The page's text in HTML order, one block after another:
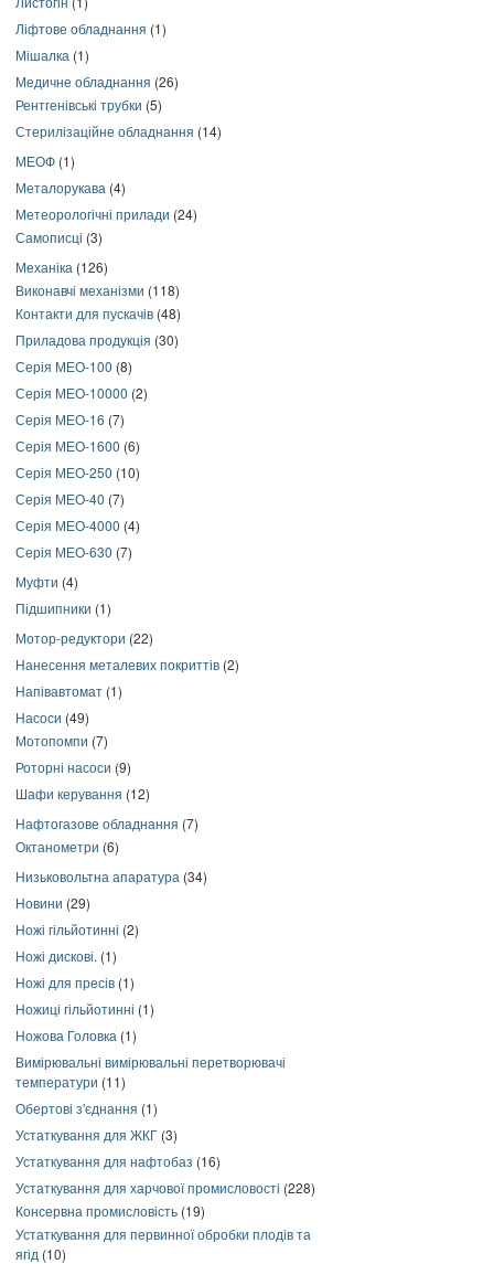
Ліфтове обладнання (1)
Мішалка (1)
Медичне обладнання (26)
Рентгенівські трубки (5)
Стерилізаційне обладнання (14)
МЕОФ (1)
Металорукава (4)
Метеорологічні прилади (24)
Самописці (3)
Механіка (126)
Виконавчі механізми (118)
Контакти для пускачів (48)
Приладова продукція (30)
Серія МЕО-100 (8)
Серія МЕО-10000 (2)
Серія МЕО-16 (7)
Серія МЕО-1600 (6)
Серія МЕО-250 (10)
Серія МЕО-40 (7)
Серія МЕО-4000 (4)
Серія МЕО-630 (7)
Муфти (4)
Підшипники (1)
Мотор-редуктори (22)
Нанесення металевих покриттів (2)
Напівавтомат (1)
Насоси (49)
Мотопомпи (7)
Роторні насоси (9)
Шафи керування (12)
Нафтогазове обладнання (7)
Октанометри (6)
Низьковольтна апаратура (34)
Новини (29)
Ножі гільйотинні (2)
Ножі дискові. (1)
Ножі для пресів (1)
Ножиці гільйотинні (1)
Ножова Головка (1)
Вимірювальні вимірювальні перетворювачі
температури (11)
Обертові з'єднання (1)
Устаткування для ЖКГ (3)
Устаткування для нафтобаз (16)
Устаткування для харчової промисловості (228)
Консервна промисловість (19)
Устаткування для первинної обробки плодів та
ягід (10)